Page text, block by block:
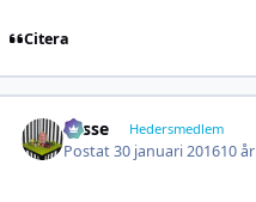
Citera
Lasse Hedersmedlem
Postat30 januari 201610 år